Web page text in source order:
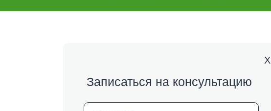
Записаться на консультацию
Х